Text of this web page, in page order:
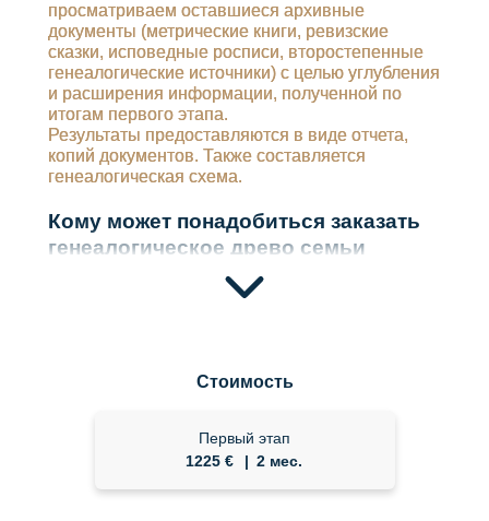
просматриваем оставшиеся архивные
документы (метрические книги, ревизские
сказки, исповедные росписи, второстепенные
генеалогические источники) с целью углубления
и расширения информации, полученной по
итогам первого этапа.
Результаты предоставляются в виде отчета,
копий документов. Также составляется
генеалогическая схема.
Кому может понадобиться заказать
генеалогическое древо семьи
Стоимость
Первый этап
1225 €
2 мес.